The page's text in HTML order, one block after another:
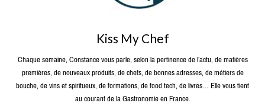
Kiss My Chef
Chaque semaine, Constance vous parle, selon la pertinence de l’actu, de matières
premières, de nouveaux produits, de chefs, de bonnes adresses, de métiers de
bouche, de vins et spiritueux, de formations, de food tech, de livres… Elle vous tient
au courant de la Gastronomie en France.